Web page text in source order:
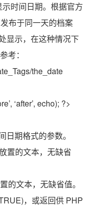
时间日期。根据官方
布于同一天的档案
显示，在这种情况下
考：
the_date
‘after’, echo); ?>
日期格式的参数。
置的文本，无缺省
的文本，无缺省值。
，或返回供 PHP